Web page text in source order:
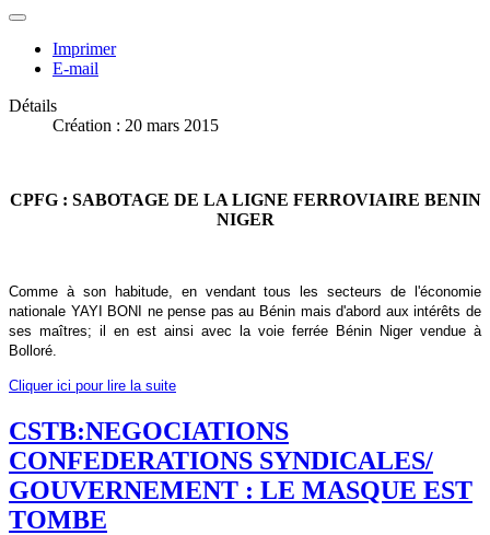
Imprimer
E-mail
Détails
Création : 20 mars 2015
CPFG : SABOTAGE DE LA LIGNE FERROVIAIRE BENIN
NIGER
Comme à son habitude, en vendant tous les secteurs de l'économie
nationale YAYI BONI ne pense pas au Bénin mais d'abord aux intérêts de
ses maîtres; il en est ainsi avec la voie ferrée Bénin Niger vendue à
Bolloré.
Cliquer ici pour lire la suite
CSTB:NEGOCIATIONS
CONFEDERATIONS SYNDICALES/
GOUVERNEMENT : LE MASQUE EST
TOMBE